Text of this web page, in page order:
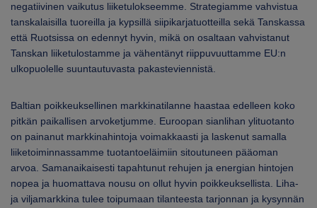
negatiivinen vaikutus liiketulokseemme. Strategiamme vahvistua
tanskalaisilla tuoreilla ja kypsillä siipikarjatuotteilla sekä Tanskassa
että Ruotsissa on edennyt hyvin, mikä on osaltaan vahvistanut
Tanskan liiketulostamme ja vähentänyt riippuvuuttamme EU:n
ulkopuolelle suuntautuvasta pakasteviennistä.
Baltian poikkeuksellinen markkinatilanne haastaa edelleen koko
pitkän paikallisen arvoketjumme. Euroopan sianlihan ylituotanto
on painanut markkinahintoja voimakkaasti ja laskenut samalla
liiketoiminnassamme tuotantoeläimiin sitoutuneen pääoman
arvoa. Samanaikaisesti tapahtunut rehujen ja energian hintojen
nopea ja huomattava nousu on ollut hyvin poikkeuksellista. Liha-
ja viljamarkkina tulee toipumaan tilanteesta tarjonnan ja kysynnän